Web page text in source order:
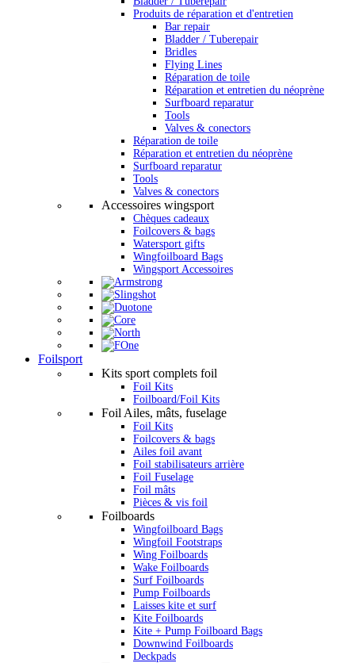
Produits de réparation et d'entretien
Bar repair
Bladder / Tuberepair
Bridles
Flying Lines
Réparation de toile
Réparation et entretien du néoprène
Surfboard reparatur
Tools
Valves & conectors
Réparation de toile
Réparation et entretien du néoprène
Surfboard reparatur
Tools
Valves & conectors
Accessoires wingsport
Chèques cadeaux
Foilcovers & bags
Watersport gifts
Wingfoilboard Bags
Wingsport Accessoires
Foilsport
Kits sport complets foil
Foil Kits
Foilboard/Foil Kits
Foil Ailes, mâts, fuselage
Foil Kits
Foilcovers & bags
Ailes foil avant
Foil stabilisateurs arrière
Foil Fuselage
Foil mâts
Pièces & vis foil
Foilboards
Wingfoilboard Bags
Wingfoil Footstraps
Wing Foilboards
Wake Foilboards
Surf Foilboards
Pump Foilboards
Laisses kite et surf
Kite Foilboards
Kite + Pump Foilboard Bags
Downwind Foilboards
Deckpads